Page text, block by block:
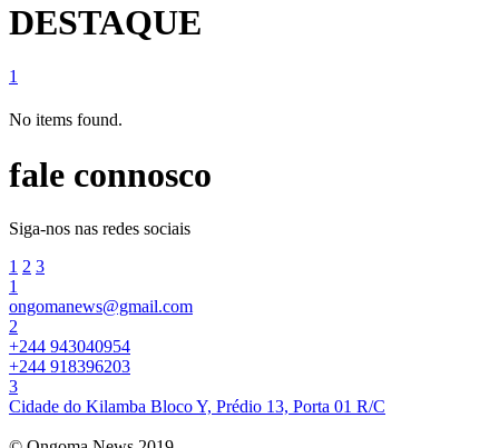
DESTAQUE
1
No items found.
fale connosco
Siga-nos nas redes sociais
1 2 3
1
ongomanews@gmail.com
2
+244 943040954
+244 918396203
3
Cidade do Kilamba Bloco Y, Prédio 13, Porta 01 R/C